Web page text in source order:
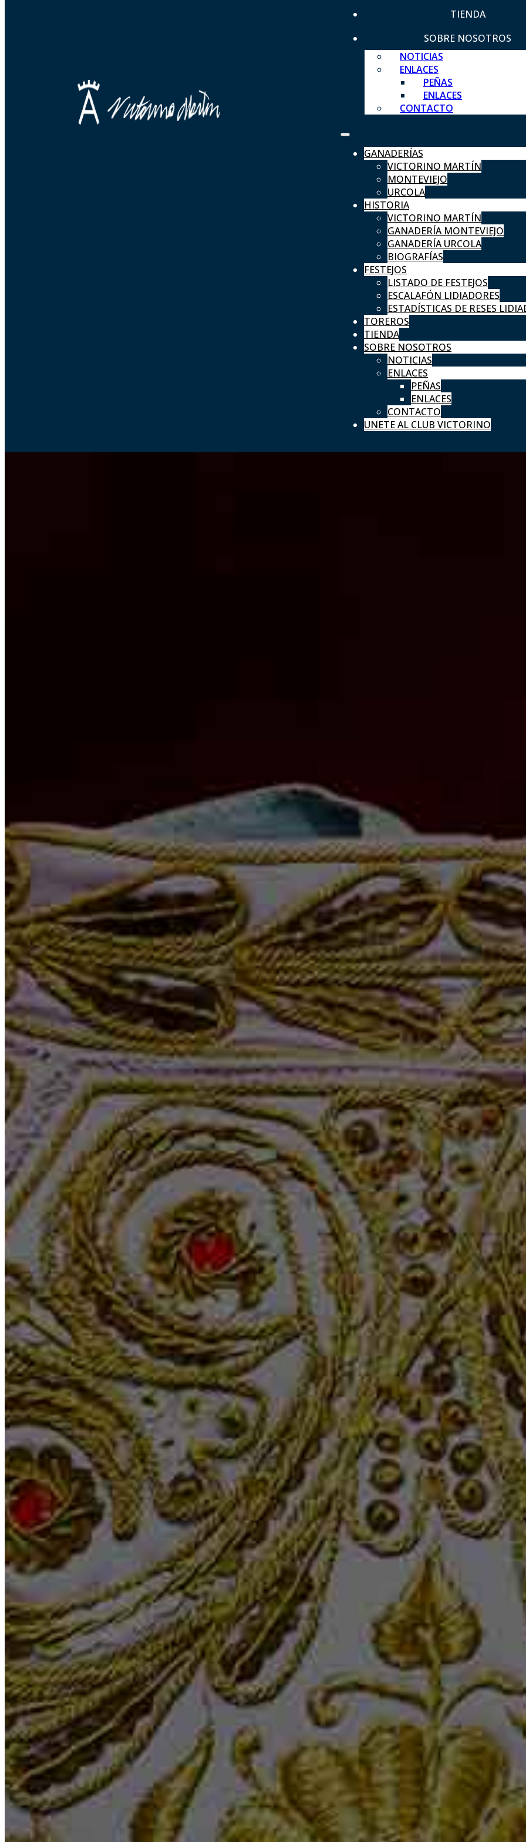
TIENDA
SOBRE NOSOTROS
NOTICIAS
ENLACES
PEÑAS
ENLACES
CONTACTO
GANADERÍAS
VICTORINO MARTÍN
MONTEVIEJO
URCOLA
HISTORIA
VICTORINO MARTÍN
GANADERÍA MONTEVIEJO
GANADERÍA URCOLA
BIOGRAFÍAS
FESTEJOS
LISTADO DE FESTEJOS
ESCALAFÓN LIDIADORES
ESTADÍSTICAS DE RESES
TOREROS
TIENDA
SOBRE NOSOTROS
NOTICIAS
ENLACES
PEÑAS
ENLACES
CONTACTO
UNETE AL CLUB VICTORINO